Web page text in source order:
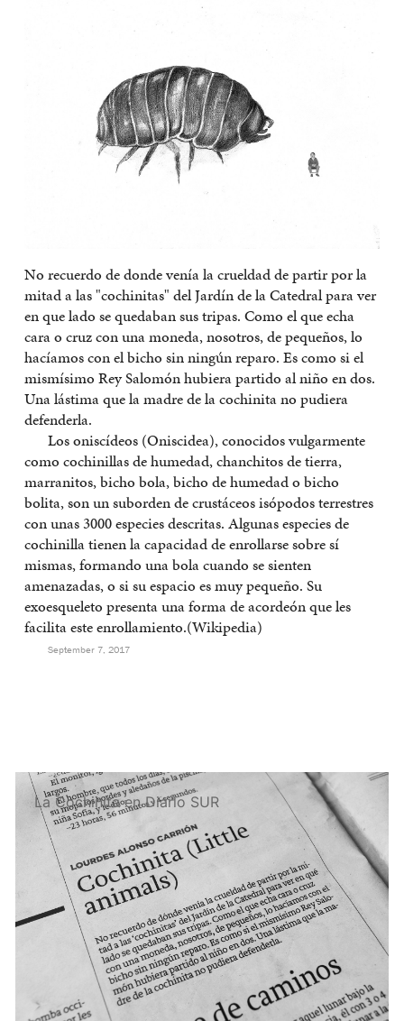
No recuerdo de donde venía la crueldad de partir por la
mitad a las "cochinitas" del Jardín de la Catedral para ver
en que lado se quedaban sus tripas. Como el que echa
cara o cruz con una moneda, nosotros, de pequeños, lo
hacíamos con el bicho sin ningún reparo. Es como si el
mismísimo Rey Salomón hubiera partido al niño en dos.
Una lástima que la madre de la cochinita no pudiera
defenderla.
Los oniscídeos (Oniscidea), conocidos vulgarmente
como cochinillas de humedad, chanchitos de tierra,
marranitos, bicho bola, bicho de humedad o bicho
bolita, son un suborden de crustáceos isópodos terrestres
con unas 3000 especies descritas. Algunas especies de
cochinilla tienen la capacidad de enrollarse sobre sí
mismas, formando una bola cuando se sienten
amenazadas, o si su espacio es muy pequeño. Su
exoesqueleto presenta una forma de acordeón que les
facilita este enrollamiento.(Wikipedia)
September 7, 2017
La Cochinita en Diario SUR